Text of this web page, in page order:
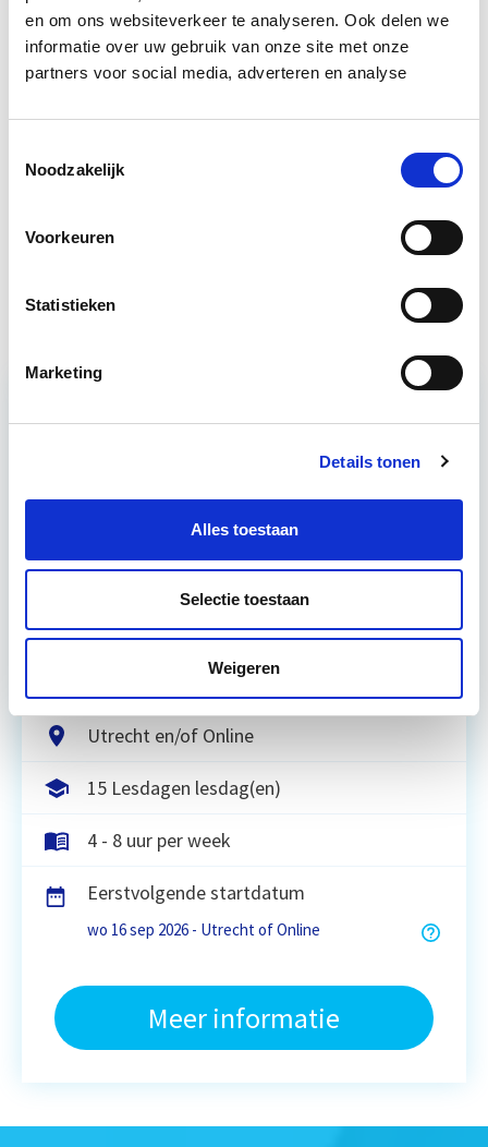
en om ons websiteverkeer te analyseren. Ook delen we
informatie over uw gebruik van onze site met onze
partners voor social media, adverteren en analyse
Noodzakelijk
Voorkeuren
Statistieken
Marketing
Details tonen
Alles toestaan
Selectie toestaan
Weigeren
Vastgoedmanagement: Markt,
Start wo
Slimmer Vastgoedbeheer in de
Praktijk
Vastgoedmanagement
helder, integraal denk- en werkmodel om op
strategisch en tactisch niveau jouw
vastgoedportefeuille optimaal te exploiteren.
Utrecht en/of Online
15 Lesdagen lesdag(en)
4 - 8 uur per week
Eerstvolgende startdatum
wo 16 sep 2026 - Utrecht of Online
Meer informatie